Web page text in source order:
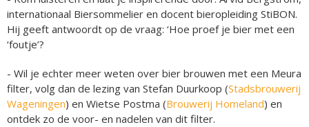
internationaal Biersommelier en docent bieropleiding StiBON.
Hij geeft antwoordt op de vraag: ‘Hoe proef je bier met een
‘foutje’?
- Wil je echter meer weten over bier brouwen met een Meura
filter, volg dan de lezing van Stefan Duurkoop (Stadsbrouwerij
Wageningen) en Wietse Postma (Brouwerij Homeland) en
ontdek zo de voor- en nadelen van dit filter.